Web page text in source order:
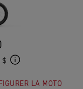
$
LA MOTO